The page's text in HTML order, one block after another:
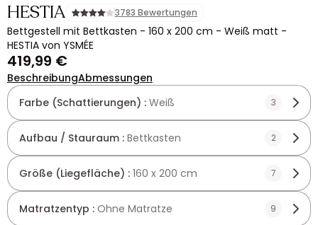
HESTIA 3783 Bewertungen
Bettgestell mit Bettkasten - 160 x 200 cm - Weiß matt -
HESTIA von YSMÉE
419,99 €
BeschreibungAbmessungen
Farbe (Schattierungen) : Weiß 3
Aufbau / Stauraum : Bettkasten 2
Größe (Liegefläche) : 160 x 200 cm 7
Matratzentyp : Ohne Matratze 9